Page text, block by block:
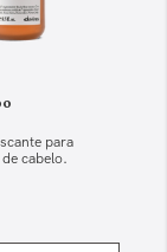
para
cabelo.